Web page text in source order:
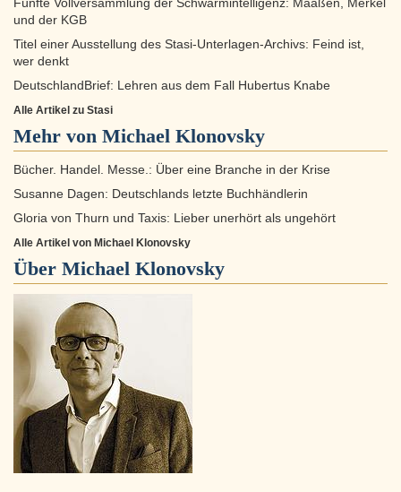
Fünfte Vollversammlung der Schwarmintelligenz: Maaßen, Merkel
und der KGB
Titel einer Ausstellung des Stasi-Unterlagen-Archivs: Feind ist,
wer denkt
DeutschlandBrief: Lehren aus dem Fall Hubertus Knabe
Alle Artikel zu Stasi
Mehr von Michael Klonovsky
Bücher. Handel. Messe.: Über eine Branche in der Krise
Susanne Dagen: Deutschlands letzte Buchhändlerin
Gloria von Thurn und Taxis: Lieber unerhört als ungehört
Alle Artikel von Michael Klonovsky
Über Michael Klonovsky